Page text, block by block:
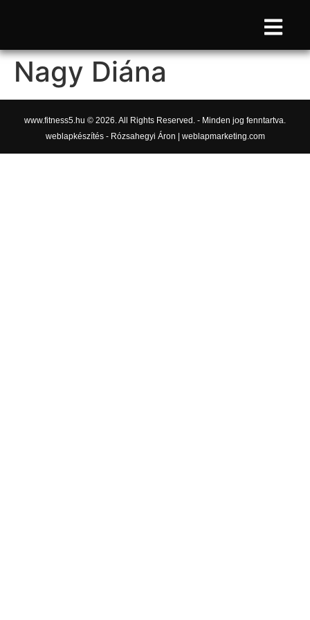
Nagy Diána
www.fitness5.hu © 2026. All Rights Reserved. - Minden jog fenntartva.
weblapkészítés - Rózsahegyi Áron | weblapmarketing.com